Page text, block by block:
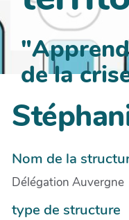
de la
Nom de la
Délégation Auvergne
type de structure